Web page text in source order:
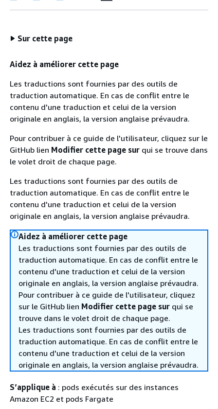
Sur cette page
Aidez à améliorer cette page
Les traductions sont fournies par des outils de
traduction automatique. En cas de conflit entre le
contenu d'une traduction et celui de la version
originale en anglais, la version anglaise prévaudra.
Pour contribuer à ce guide de l'utilisateur, cliquez sur le
GitHub lien Modifier cette page sur qui se trouve dans
le volet droit de chaque page.
Les traductions sont fournies par des outils de
traduction automatique. En cas de conflit entre le
contenu d'une traduction et celui de la version
originale en anglais, la version anglaise prévaudra.
Aidez à améliorer cette page
Les traductions sont fournies par des outils de
traduction automatique. En cas de conflit entre le
contenu d'une traduction et celui de la version
originale en anglais, la version anglaise prévaudra.
Pour contribuer à ce guide de l'utilisateur, cliquez
sur le GitHub lien Modifier cette page sur qui se
trouve dans le volet droit de chaque page.
Les traductions sont fournies par des outils de
traduction automatique. En cas de conflit entre le
contenu d'une traduction et celui de la version
originale en anglais, la version anglaise prévaudra.
S’applique à : pods exécutés sur des instances
Amazon EC2 et pods Fargate